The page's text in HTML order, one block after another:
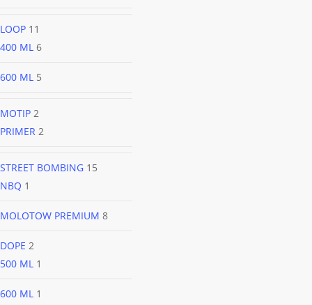
LOOP 11
400 ML 6
600 ML 5
MOTIP 2
PRIMER 2
STREET BOMBING 15
NBQ 1
MOLOTOW PREMIUM 8
DOPE 2
500 ML 1
600 ML 1